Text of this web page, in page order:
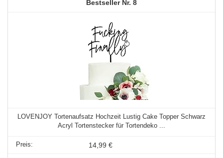
8
LOVENJOY Tortenaufsatz Hochzeit Lustig Cake Topper Schwarz
Acryl Tortenstecker für Tortendeko ...
14,99 €